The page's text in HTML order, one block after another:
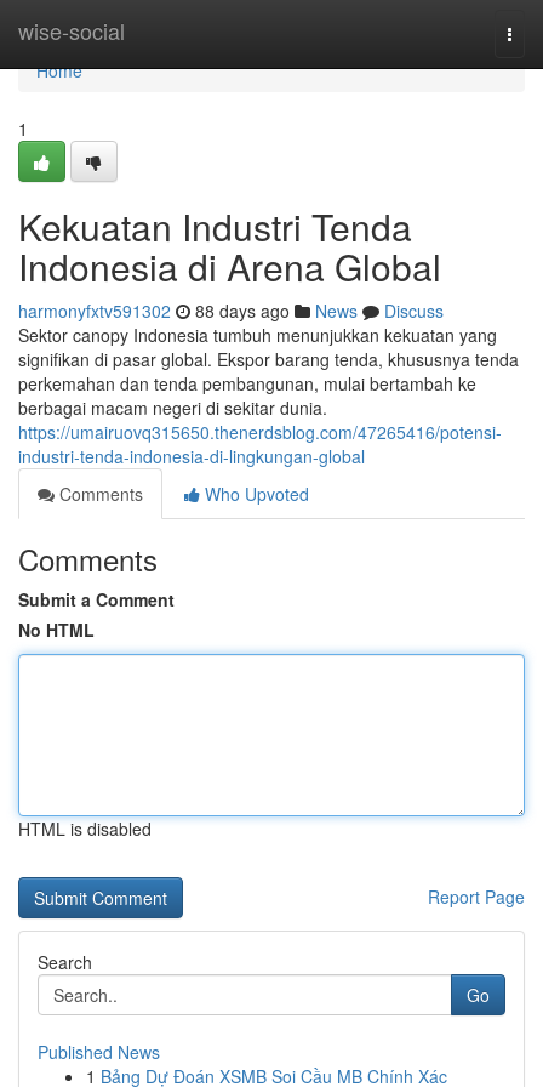
wise-social
Home
Home
1
Kekuatan Industri Tenda
Indonesia di Arena Global
harmonyfxtv591302 88 days ago News
Discuss
Sektor canopy Indonesia tumbuh menunjukkan kekuatan yang
signifikan di pasar global. Ekspor barang tenda, khususnya tenda
perkemahan dan tenda pembangunan, mulai bertambah ke
berbagai macam negeri di sekitar dunia.
https://umairuovq315650.thenerdsblog.com/47265416/potensi-
industri-tenda-indonesia-di-lingkungan-global
Comments
Who Upvoted
Comments
Submit a Comment
No HTML
HTML is disabled
Report Page
Search
Go
Published News
1 Bảng Dự Đoán XSMB Soi Cầu MB Chính Xác